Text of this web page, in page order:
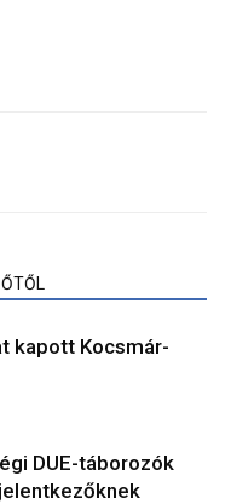
kapott Kocsmár-
DUE-táborozók